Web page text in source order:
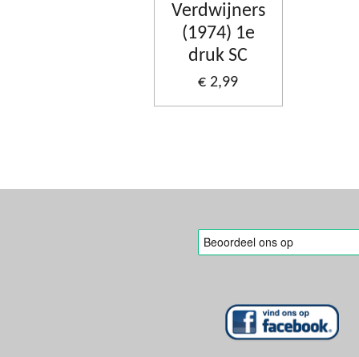
Verdwijners
(1974) 1e
druk SC
€ 2,99